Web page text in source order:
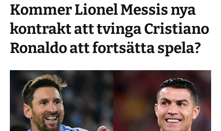
Kommer Lionel Messis nya
kontrakt att tvinga Cristiano
Ronaldo att fortsätta spela?